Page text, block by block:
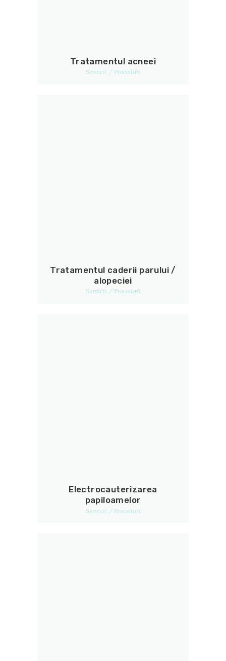
Tratamentul acneei
Servicii / Proceduri
Tratamentul caderii parului /
alopeciei
Servicii / Proceduri
Electrocauterizarea
papiloamelor
Servicii / Proceduri